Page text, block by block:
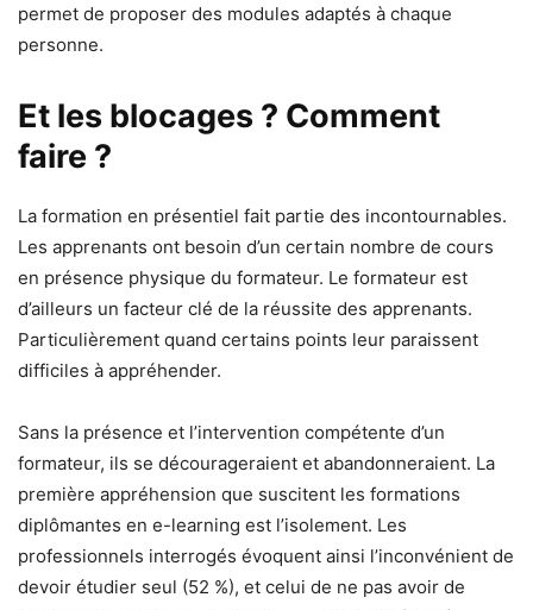
permet de proposer des modules adaptés à chaque
personne.
Et les blocages ? Comment
faire ?
La formation en présentiel fait partie des incontournables.
Les apprenants ont besoin d’un certain nombre de cours
en présence physique du formateur. Le formateur est
d’ailleurs un facteur clé de la réussite des apprenants.
Particulièrement quand certains points leur paraissent
difficiles à appréhender.
Sans la présence et l’intervention compétente d’un
formateur, ils se décourageraient et abandonneraient. La
première appréhension que suscitent les formations
diplômantes en e-learning est l’isolement. Les
professionnels interrogés évoquent ainsi l’inconvénient de
devoir étudier seul (52 %), et celui de ne pas avoir de